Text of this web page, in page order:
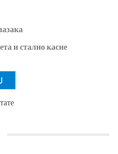
и стално касне